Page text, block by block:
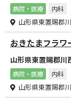
病院・医療 内科
山形県東置賜郡
おきたまフラワ
山形県東置賜郡川
病院・医療 内科
山形県東置賜郡